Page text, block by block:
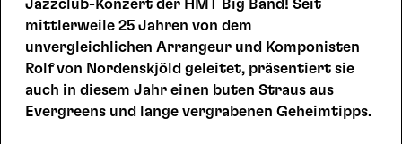
Jazzclub-Konzert der HMT Big Band! Seit
mittlerweile 25 Jahren von dem
unvergleichlichen Arrangeur und Komponisten
Rolf von Nordenskjöld geleitet, präsentiert sie
auch in diesem Jahr einen buten Straus aus
Evergreens und lange vergrabenen Geheimtipps.